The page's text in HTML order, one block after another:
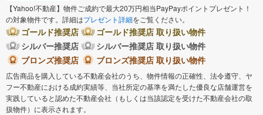
【Yahoo!不動産】物件ご成約で最大20万円相当PayPayポイントプレゼント！
の対象物件です。詳細はプレゼント詳細をご覧ください。
ゴールド推奨店
ゴールド推奨店 取り扱い物件
シルバー推奨店
シルバー推奨店 取り扱い物件
ブロンズ推奨店
ブロンズ推奨店 取り扱い物件
広告商品を購入している不動産会社のうち、物件情報の正確性、法令遵守、ヤ
フー不動産における成約実績等、当社所定の基準を満たした優良な店舗運営を
実践していると認めた不動産会社（もしくは当該認定を受けた不動産会社の取
扱物件）に表示されます。